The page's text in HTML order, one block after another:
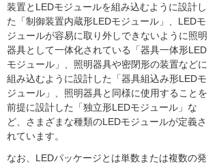
装置とLEDモジュールを組み込むように設計し
た「制御装置内蔵形LEDモジュール」、LEDモ
ジュールが容易に取り外しできないように照明
器具として一体化されている「器具一体形LED
モジュール」、照明器具や密閉形の装置などに
組み込むように設計した「器具組込み形LEDモ
ジュール」、照明器具と同様に使用することを
前提に設計した「独立形LEDモジュール」な
ど、さまざまな種類のLEDモジュールが定義さ
れています。
なお、LEDパッケージとは単数または複数の発